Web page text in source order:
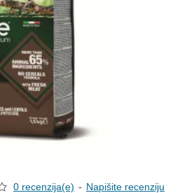
0 recenzija(e) - Napišite recenziju